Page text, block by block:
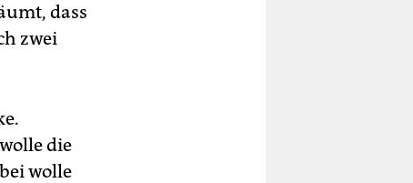
dass
zwei
die
wolle